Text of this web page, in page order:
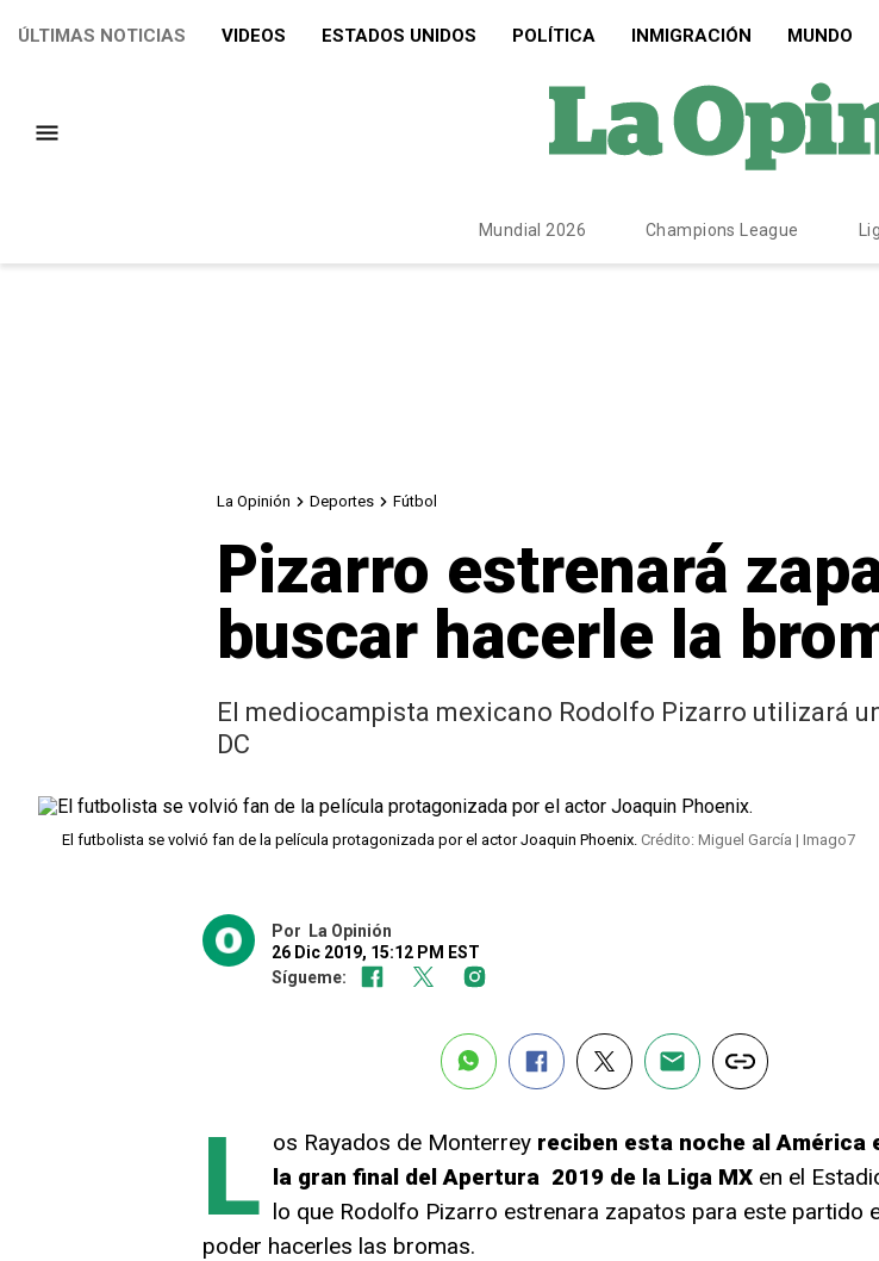
ÚLTIMAS NOTICIAS VIDEOS ESTADOS UNIDOS POLÍTICA INMIGRACIÓN MUNDO
Mundial 2026 Champions League
La Opinión Deportes Fútbol
Pizarro estrenará
buscar hacerle la
El mediocampista mexicano Rodolfo Pizarro utilizará
DC
El futbolista se volvió fan de la película protagonizada por el actor Joaquin Phoenix. Crédito: Miguel García | Imago7
Por
La Opinión
26 Dic 2019, 15:12 PM EST
Sígueme:
L os Rayados de Monterrey reciben esta noche al América
la gran final del Apertura 2019 de la Liga MXen el
lo que Rodolfo Pizarro estrenara zapatos para este partido
poder hacerles las bromas.